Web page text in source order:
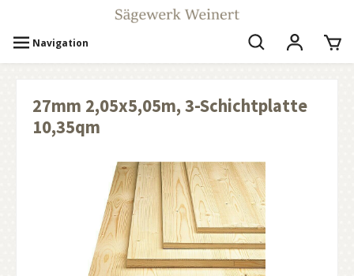
Navigation
27mm 2,05x5,05m, 3-Schichtplatte
10,35qm